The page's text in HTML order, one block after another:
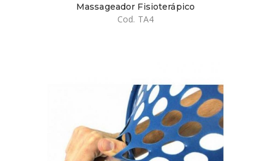
Massageador Fisioterápico
Cod. TA4